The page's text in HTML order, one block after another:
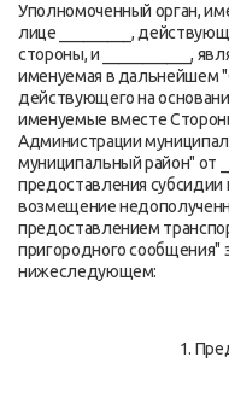
Уполномоченный орган,
лице _________,
стороны, и ___________,
именуемая в дальнейшем
действующего на
именуемые вместе
Администрации
муниципальный район" от
предоставления
возмещение
предоставлением
пригородного сообщения"
нижеследующем:
1.